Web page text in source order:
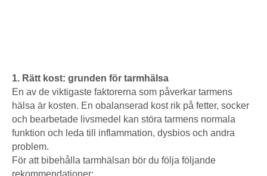
1. Rätt kost: grunden för tarmhälsa
En av de viktigaste faktorerna som påverkar tarmens
hälsa är kosten. En obalanserad kost rik på fetter, socker
och bearbetade livsmedel kan störa tarmens normala
funktion och leda till inflammation, dysbios och andra
problem.
För att bibehålla tarmhälsan bör du följa följande
rekommendationer: